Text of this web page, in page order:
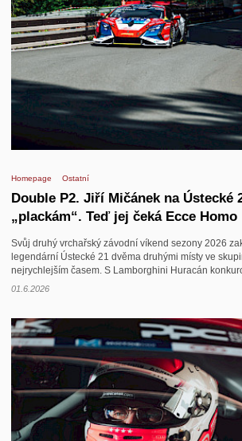
Homepage Ostatní
Double P2. Jiří Mičánek na Ústecké
„plackám“. Teď jej čeká Ecce Homo
Svůj druhý vrchařský závodní víkend sezony 2026
legendární Ústecké 21 dvěma druhými místy ve
nejrychlejším časem. S Lamborghini Huracán
01.6.2026